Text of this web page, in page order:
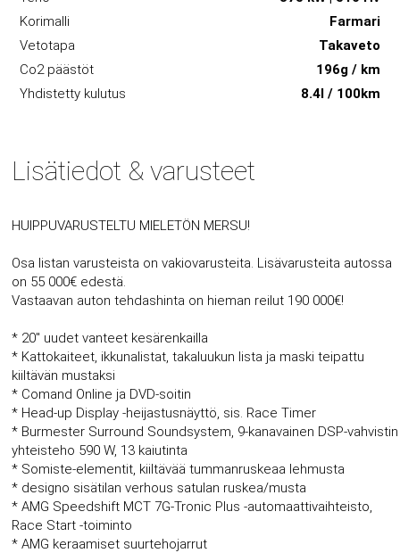
Korimalli
Farmari
Vetotapa
Takaveto
Co2 päästöt
196g / km
Yhdistetty kulutus
8.4l / 100km
Lisätiedot & varusteet
HUIPPUVARUSTELTU MIELETÖN MERSU!
Osa listan varusteista on vakiovarusteita. Lisävarusteita autossa
on 55 000€ edestä.
Vastaavan auton tehdashinta on hieman reilut 190 000€!
* 20'' uudet vanteet kesärenkailla
* Kattokaiteet, ikkunalistat, takaluukun lista ja maski teipattu
kiiltävän mustaksi
* Comand Online ja DVD-soitin
* Head-up Display -heijastusnäyttö, sis. Race Timer
* Burmester Surround Soundsystem, 9-kanavainen DSP-vahvistin
yhteisteho 590 W, 13 kaiutinta
* Somiste-elementit, kiiltävää tummanruskeaa lehmusta
* designo sisätilan verhous satulan ruskea/musta
* AMG Speedshift MCT 7G-Tronic Plus -automaattivaihteisto,
Race Start -toiminto
* AMG keraamiset suurtehojarrut